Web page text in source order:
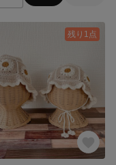
残り1点